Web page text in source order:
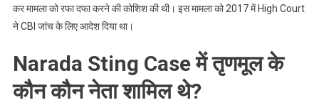
कर मामला को रफा दफा करने की कोशिश की थी। इस मामला को 2017 में High Court
ने CBI जांच के लिए आदेश दिया था।
Narada Sting Case में तृणमूल के
कौन कौन नेता शामिल थे?